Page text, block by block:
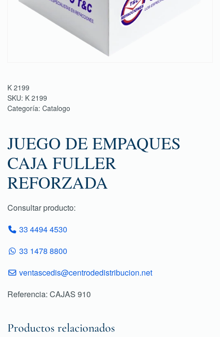
K 2199
SKU: K 2199
Categoría: Catalogo
JUEGO DE EMPAQUES
CAJA FULLER
REFORZADA
Consultar producto:
33 4494 4530
33 1478 8800
ventascedis@centrodedistribucion.net
Referencia: CAJAS 910
Productos relacionados